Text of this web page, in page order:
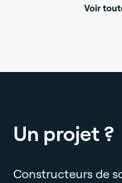
Voir
Un projet ?
Constructeurs de